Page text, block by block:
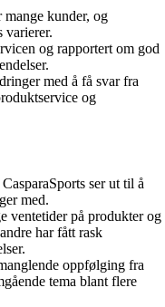
kunder, og
varierer.
og rapportert om god
med å få svar fra
og
ser ut til å
med.
ventetider på produkter og
har fått rask
oppfølging fra
tema blant flere